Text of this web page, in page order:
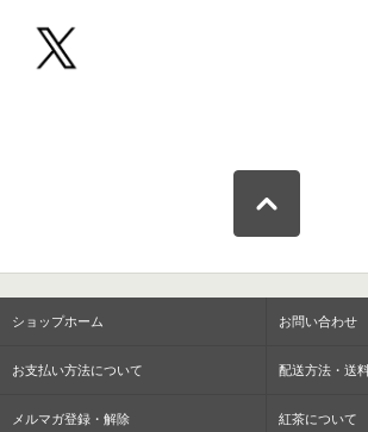
ショップホーム お問い合わせ
お支払い方法について 配送方法・送
メルマガ登録・解除 紅茶について